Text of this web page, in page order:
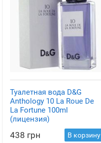
Туалетная вода D&G
Anthology 10 La Roue De
La Fortune 100ml
(лицензия)
438 грн В корзину